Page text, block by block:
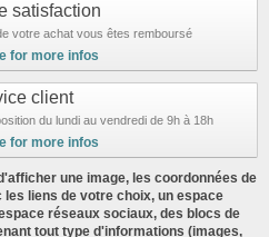
satisfaction
votre achat vous êtes remboursé
for more infos
client
du lundi au vendredi de 9h à 18h
for more infos
une image, les coordonnées de
liens de votre choix, un espace
réseaux sociaux, des blocs de
tout type d'informations (images,